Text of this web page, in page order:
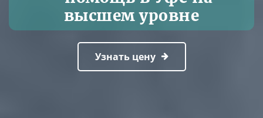
высшем уровне
Узнать цену